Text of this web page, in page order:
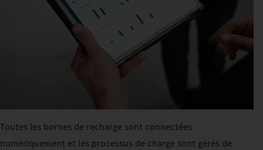
Toutes les bornes de recharge sont connectées
numériquement et les processus de charge sont gérés de